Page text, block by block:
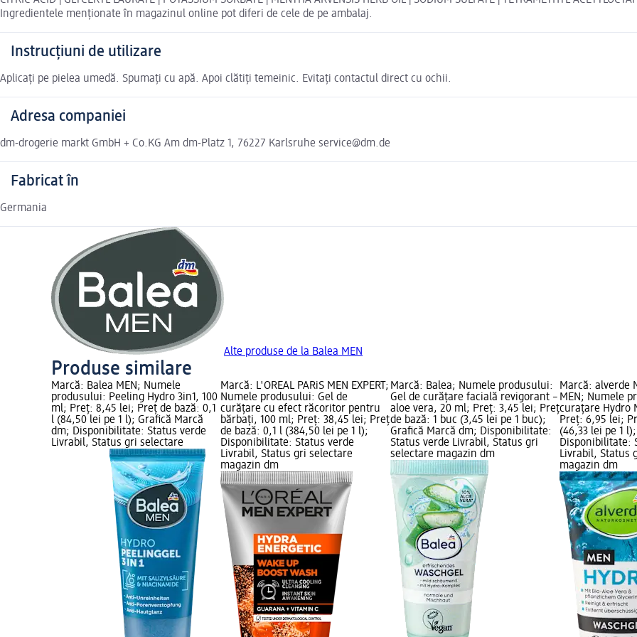
Ingredientele menționate în magazinul online pot diferi de cele de pe ambalaj.
Instrucțiuni de utilizare
Aplicați pe pielea umedă. Spumați cu apă. Apoi clătiți temeinic. Evitați contactul direct cu ochii.
Adresa companiei
dm-drogerie markt GmbH + Co.KG Am dm-Platz 1, 76227 Karlsruhe service@dm.de
Fabricat în
Germania
Alte produse de la Balea MEN
Produse similare
Marcă: Balea MEN; Numele
produsului: Peeling Hydro 3in1, 100
ml; Preț: 8,45 lei; Preț de bază: 0,1
l (84,50 lei pe 1 l); Grafică Marcă
dm; Disponibilitate: Status verde
Livrabil, Status gri selectare
Marcă: L'ORÉAL PARiS MEN EXPERT;
Numele produsului: Gel de
curățare cu efect răcoritor pentru
bărbați, 100 ml; Preț: 38,45 lei; Preț
de bază: 0,1 l (384,50 lei pe 1 l);
Disponibilitate: Status verde
Livrabil, Status gri selectare
magazin dm
Marcă: Balea; Numele produsului:
Gel de curățare facială revigorant –
aloe vera, 20 ml; Preț: 3,45 lei; Preț
de bază: 1 buc (3,45 lei pe 1 buc);
Grafică Marcă dm; Disponibilitate:
Status verde Livrabil, Status gri
selectare magazin dm
Marcă: alverde
MEN; Numele
curațare Hydro
Preț: 6,95 lei;
(46,33 lei pe 1
Disponibilitate:
Livrabil, Status
magazin dm